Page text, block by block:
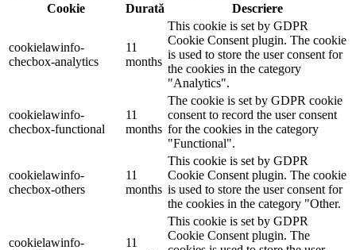
Cookie
Durată Descriere
cookielawinfo-
checbox-analytics
11
months
This cookie is set by GDPR
Cookie Consent plugin. The cookie
is used to store the user consent for
the cookies in the category
"Analytics".
cookielawinfo-
checbox-functional
11
months
The cookie is set by GDPR cookie
consent to record the user consent
for the cookies in the category
"Functional".
cookielawinfo-
checbox-others
11
months
This cookie is set by GDPR
Cookie Consent plugin. The cookie
is used to store the user consent for
the cookies in the category "Other.
cookielawinfo-
11
This cookie is set by GDPR
Cookie Consent plugin. The